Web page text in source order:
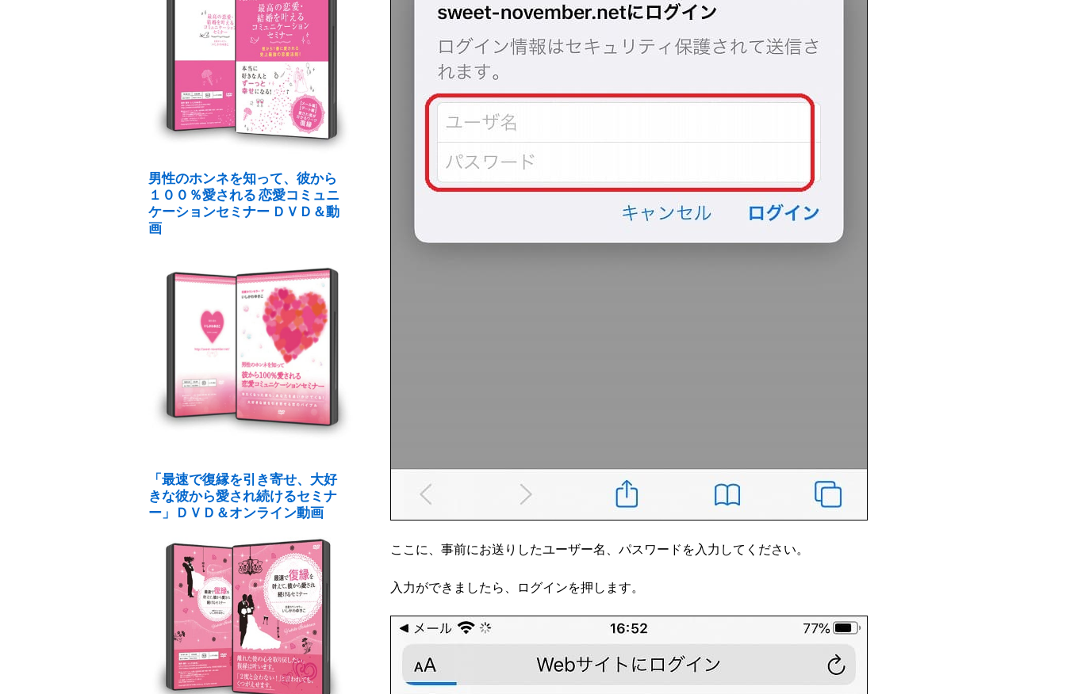
ここに、事前にお送りしたユーザー名、パスワードを入力してください。
入力ができましたら、ログインを押します。
男性のホンネを知って、彼から
１００％愛される 恋愛コミュニ
ケーションセミナー ＤＶＤ＆動
画
「最速で復縁を引き寄せ、大好
きな彼から愛され続けるセミナ
ー」ＤＶＤ＆オンライン動画